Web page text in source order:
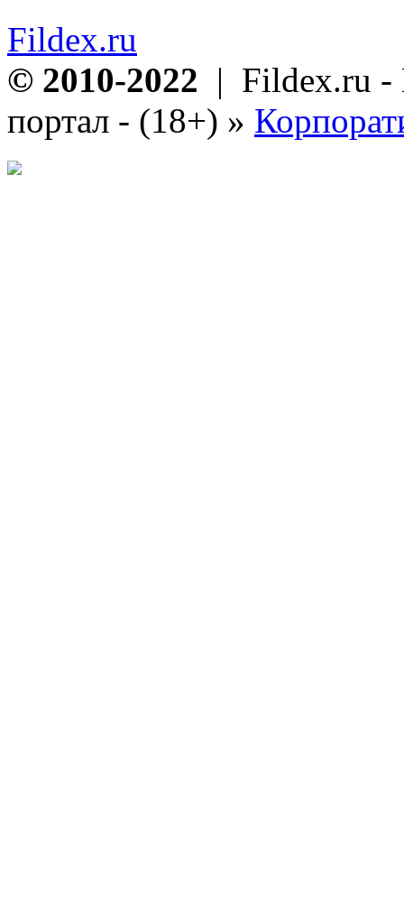
Fildex.ru
© 2010-2022 | Fildex.ru -
портал - (18+) »